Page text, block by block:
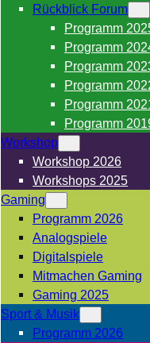
Rückblick Forum
Programm
Programm
Programm
Programm
Programm
Programm
Workshop
Workshop 2026
Workshops 2025
Gaming
Programm 2026
Analogspiele
Digitalspiele
Mitmachen Gaming
Gaming 2025
Sport & Musik
Programm 2026